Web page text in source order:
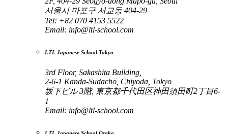
서울시 마포구 서교동 404-29
Tel: +82 070 4153 5522
Email: info@ltl-school.com
LTL Japanese School Tokyo
3rd Floor, Sakashita Building,
2-6-1 Kanda-Sudachō, Chiyoda, Tokyo
坂下ビル 3階, 東京都千代田区神田須田町2丁目6-
1
Email: info@ltl-school.com